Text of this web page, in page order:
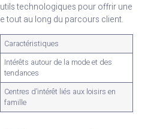
technologiques pour offrir une
tout au long du parcours client.
Caractéristiques
Intérêts autour de la mode et des
tendances
Centres d’intérêt liés aux loisirs en
famille